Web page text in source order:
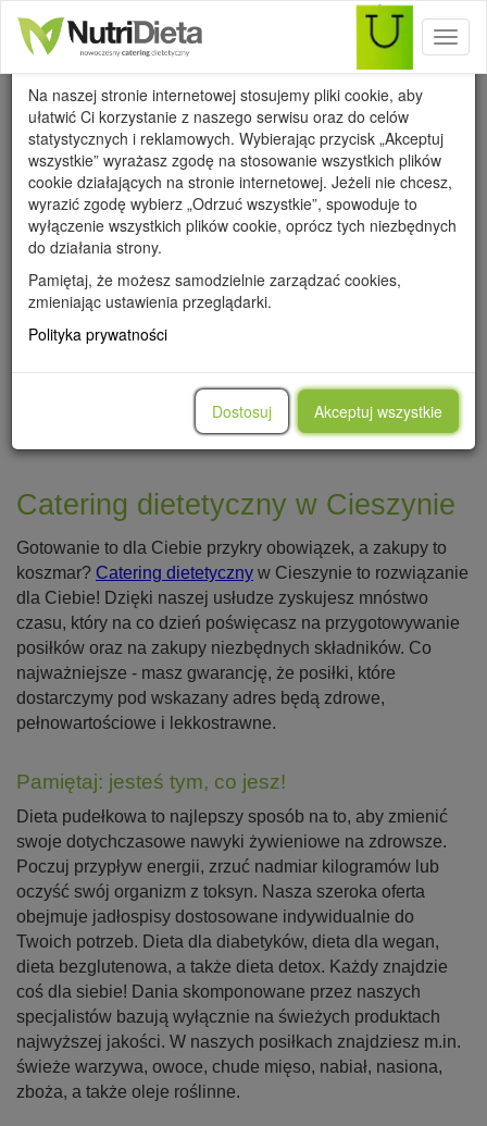
Cieszyn
Catering dietetyczny w Cieszynie
Gotowanie to dla Ciebie przykry obowiązek, a zakupy to
koszmar? Catering dietetyczny w Cieszynie to rozwiązanie
dla Ciebie! Dzięki naszej usłudze zyskujesz mnóstwo
czasu, który na co dzień poświęcasz na przygotowywanie
posiłków oraz na zakupy niezbędnych składników. Co
najważniejsze - masz gwarancję, że posiłki, które
dostarczymy pod wskazany adres będą zdrowe,
pełnowartościowe i lekkostrawne.
Pamiętaj: jesteś tym, co jesz!
Dieta pudełkowa to najlepszy sposób na to, aby zmienić
swoje dotychczasowe nawyki żywieniowe na zdrowsze.
Poczuj przypływ energii, zrzuć nadmiar kilogramów lub
oczyść swój organizm z toksyn. Nasza szeroka oferta
obejmuje jadłospisy dostosowane indywidualnie do
Twoich potrzeb. Dieta dla diabetyków, dieta dla wegan,
dieta bezglutenowa, a także dieta detox. Każdy znajdzie
coś dla siebie! Dania skomponowane przez naszych
specjalistów bazują wyłącznie na świeżych produktach
najwyższej jakości. W naszych posiłkach znajdziesz m.in.
świeże warzywa, owoce, chude mięso, nabiał, nasiona,
zboża, a także oleje roślinne.
Wykorzystanie cookies
Na naszej stronie internetowej stosujemy pliki cookie, aby
ułatwić Ci korzystanie z naszego serwisu oraz do celów
statystycznych i reklamowych. Wybierając przycisk „Akceptuj
wszystkie” wyrażasz zgodę na stosowanie wszystkich plików
cookie działających na stronie internetowej. Jeżeli nie chcesz,
wyrazić zgodę wybierz „Odrzuć wszystkie”, spowoduje to
wyłączenie wszystkich plików cookie, oprócz tych niezbędnych
do działania strony.
Pamiętaj, że możesz samodzielnie zarządzać cookies,
zmieniając ustawienia przeglądarki.
Polityka prywatności
Dostosuj Akceptuj wszystkie